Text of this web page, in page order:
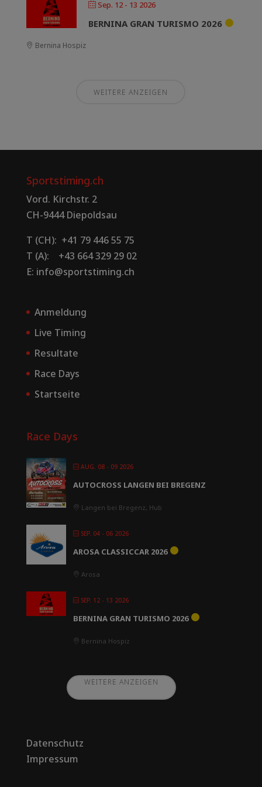
Sep. 12 - 13 2026
BERNINA GRAN TURISMO 2026
Bernina Hospiz
WEITERE ANZEIGEN
Sportstiming.ch
Vord. Kirchstr. 2
CH-9444 Diepoldsau
T (CH): +41 79 446 55 75
T (A): +43 664 329 29 02
E: info@sportstiming.ch
Anmeldung
Live Timing
Resultate
Race Days
Startseite
Race Days
AUG. 08 - 09 2026
AUTOCROSS LANGEN BEI BREGENZ
Langen bei Bregenz, Hub
SEP. 04 - 06 2026
AROSA CLASSICCAR 2026
Arosa
SEP. 12 - 13 2026
BERNINA GRAN TURISMO 2026
Bernina Hospiz
WEITERE ANZEIGEN
Datenschutz
Impressum